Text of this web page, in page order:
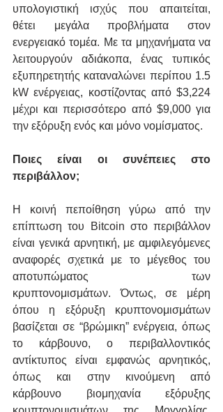
υπολογιστική ισχύς που απαιτείται,
θέτει μεγάλα προβλήματα στον
ενεργειακό τομέα. Με τα μηχανήματα να
λειτουργούν αδιάκοπα, ένας τυπικός
εξυπηρετητής καταναλώνει περίπου 1.5
kW ενέργειας, κοστίζοντας από $3,224
μέχρι και περισσότερο από $9,000 για
την εξόρυξη ενός και μόνο νομίσματος.
Ποιες είναι οι συνέπειες στο
περιβάλλον;
Η κοινή πεποίθηση γύρω από την
επίπτωση του Bitcoin στο περιβάλλον
είναι γενικά αρνητική, με αμφιλεγόμενες
αναφορές σχετικά με το μέγεθος του
αποτυπώματος των
κρυπτονομισμάτων. Όντως, σε μέρη
όπου η εξόρυξη κρυπτονομισμάτων
βασίζεται σε “βρώμικη” ενέργεια, όπως
το κάρβουνο, ο περιβαλλοντικός
αντίκτυπος είναι εμφανώς αρνητικός,
όπως και στην κινούμενη από
κάρβουνο βιομηχανία εξόρυξης